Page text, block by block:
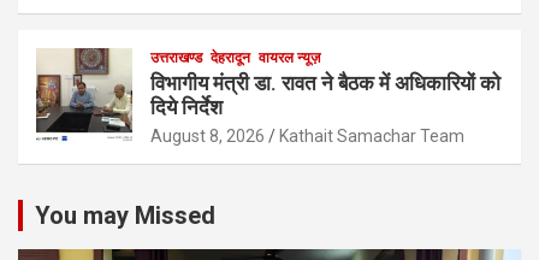
उत्तराखण्ड देहरादून वायरल न्यूज़
विभागीय मंत्री डा. रावत ने बैठक में अधिकारियों को
दिये निर्देश
August 8, 2026 Kathait Samachar Team
You may Missed